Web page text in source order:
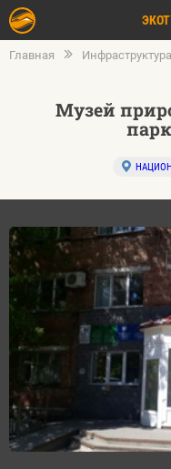
Главная Инфраструктура
Музей